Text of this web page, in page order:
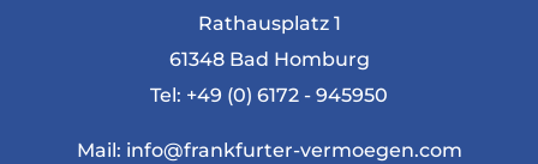
Rathausplatz 1
61348 Bad Homburg
Tel: +49 (0) 6172 - 945950
Mail: info@frankfurter-vermoegen.com